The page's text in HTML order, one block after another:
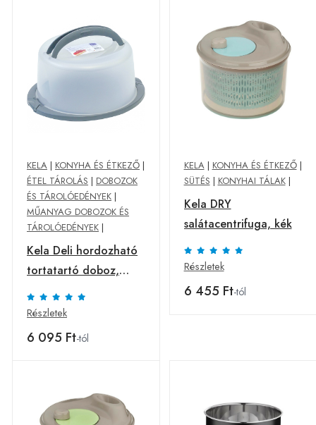
KELA | KONYHA ÉS ÉTKEZŐ |
ÉTEL TÁROLÁS | DOBOZOK
ÉS TÁROLÓEDÉNYEK |
MŰANYAG DOBOZOK ÉS
TÁROLÓEDÉNYEK |
Kela Deli hordozható
tortatartó doboz,
szürke
Részletek
6 095 Ft-tól
KELA| KONYHA ÉS ÉTKEZŐ|
SÜTÉS | KONYHAI TÁLAK|
Kela DRY
salátacentrifuga, kék
Részletek
6 455 Ft-tól